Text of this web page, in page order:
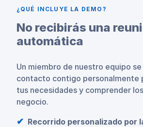
¿QUÉ INCLUYE LA DEMO?
No recibirás una
automática
Un miembro de nuestro equipo
contacto contigo personalmente
tus necesidades y comprender
negocio.
Recorrido personalizado por